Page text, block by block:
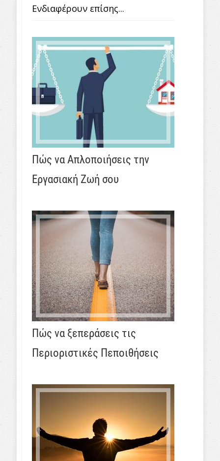
Ενδιαφέρουν επίσης...
Πώς να Απλοποιήσεις την
Εργασιακή Ζωή σου
Πώς να ξεπεράσεις τις
Περιοριστικές Πεποιθήσεις